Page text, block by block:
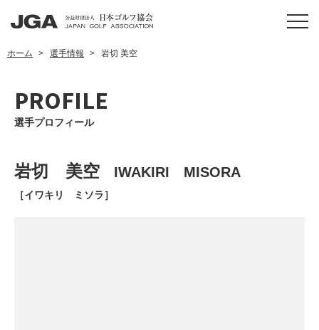
ホーム 選手情報 岩切 美空
PROFILE
選手プロフィール
岩切 美空 IWAKIRI MISORA
［イワキリ ミソラ］